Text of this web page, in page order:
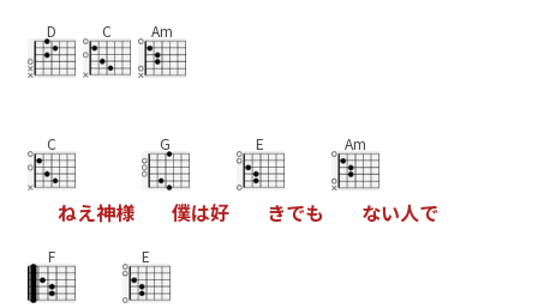
D C Am
C
ねえ神様
G
僕は好
E
きでも
Am
ない人で
F E